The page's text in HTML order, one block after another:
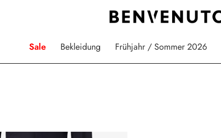
Sale Bekleidung Frühjahr / Sommer 2026